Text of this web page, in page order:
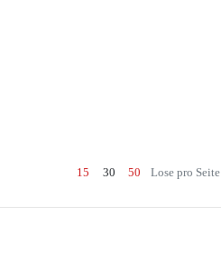
15 30 50 Lose pro Seite